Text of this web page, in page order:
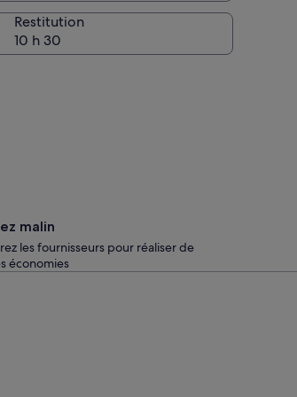
Restitution
malin
les fournisseurs pour réaliser de
économies